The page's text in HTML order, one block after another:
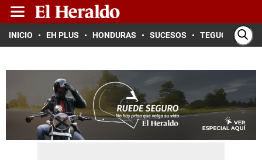
INICIO EH PLUS HONDURAS SUCESOS TEGUCIGALPA